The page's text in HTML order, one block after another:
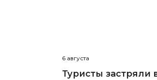
6 августа
Туристы застряли